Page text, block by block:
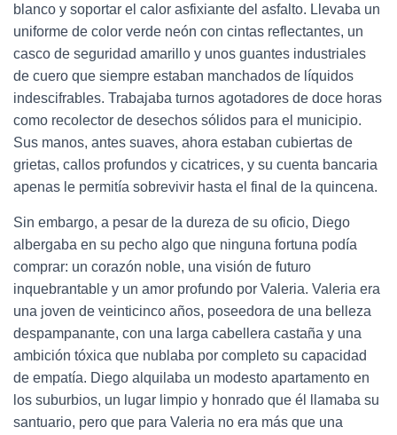
blanco y soportar el calor asfixiante del asfalto. Llevaba un
uniforme de color verde neón con cintas reflectantes, un
casco de seguridad amarillo y unos guantes industriales
de cuero que siempre estaban manchados de líquidos
indescifrables. Trabajaba turnos agotadores de doce horas
como recolector de desechos sólidos para el municipio.
Sus manos, antes suaves, ahora estaban cubiertas de
grietas, callos profundos y cicatrices, y su cuenta bancaria
apenas le permitía sobrevivir hasta el final de la quincena.
Sin embargo, a pesar de la dureza de su oficio, Diego
albergaba en su pecho algo que ninguna fortuna podía
comprar: un corazón noble, una visión de futuro
inquebrantable y un amor profundo por Valeria. Valeria era
una joven de veinticinco años, poseedora de una belleza
despampanante, con una larga cabellera castaña y una
ambición tóxica que nublaba por completo su capacidad
de empatía. Diego alquilaba un modesto apartamento en
los suburbios, un lugar limpio y honrado que él llamaba su
santuario, pero que para Valeria no era más que una